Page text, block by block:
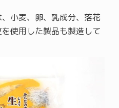
小麦、卵、乳成分、落花
使用した製品も製造して